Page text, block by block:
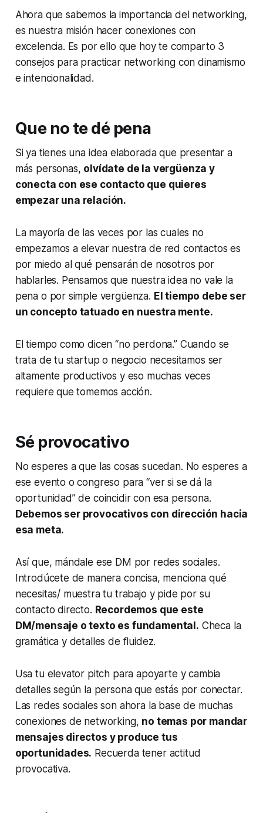
Ahora que sabemos la importancia del networking,
es nuestra misión hacer conexiones con
excelencia. Es por ello que hoy te comparto 3
consejos para practicar networking con dinamismo
e intencionalidad.
Que no te dé pena
Si ya tienes una idea elaborada que presentar a
más personas, olvídate de la vergüenza y
conecta con ese contacto que quieres
empezar una relación.
La mayoría de las veces por las cuales no
empezamos a elevar nuestra de red contactos es
por miedo al qué pensarán de nosotros por
hablarles. Pensamos que nuestra idea no vale la
pena o por simple vergüenza. El tiempo debe ser
un concepto tatuado en nuestra mente.
El tiempo como dicen “no perdona.” Cuando se
trata de tu startup o negocio necesitamos ser
altamente productivos y eso muchas veces
requiere que tomemos acción.
Sé provocativo
No esperes a que las cosas sucedan. No esperes a
ese evento o congreso para “ver si se dá la
oportunidad” de coincidir con esa persona.
Debemos ser provocativos con dirección hacia
esa meta.
Así que, mándale ese DM por redes sociales.
Introdúcete de manera concisa, menciona qué
necesitas/ muestra tu trabajo y pide por su
contacto directo. Recordemos que este
DM/mensaje o texto es fundamental. Checa la
gramática y detalles de fluidez.
Usa tu elevator pitch para apoyarte y cambia
detalles según la persona que estás por conectar.
Las redes sociales son ahora la base de muchas
conexiones de networking, no temas por mandar
mensajes directos y produce tus
oportunidades. Recuerda tener actitud
provocativa.